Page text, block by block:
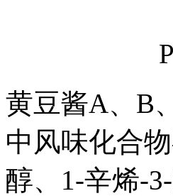
黄豆酱A、B
中风味化合
醇、1-辛烯-